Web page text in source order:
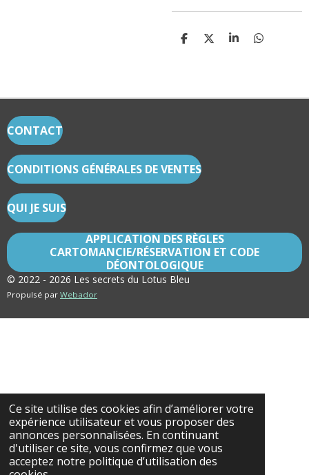
Ce site utilise des cookies afin d’améliorer votre
expérience utilisateur et vous proposer des
annonces personnalisées. En continuant
d'utiliser ce site, vous confirmez que vous
acceptez notre politique d’utilisation des
P
G
P
G
P
G
P
G
CONTACT
CONDITIONS GÉNÉRALES DE VENTES
QUI JE SUIS
APPLICATION DES RÈGLES
CARTOMANCIE/RÉSERVATION ET CODE
DÉONTOLOGIQUE
© 2022 - 2026 Les secrets du Lotus Bleu
Propulsé par Webador